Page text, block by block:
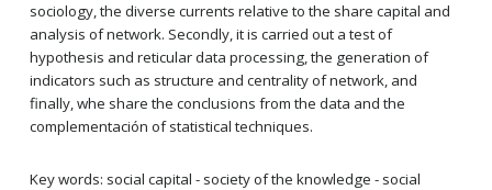
sociology, the diverse currents relative to the share capital and
analysis of network. Secondly, it is carried out a test of
hypothesis and reticular data processing, the generation of
indicators such as structure and centrality of network, and
finally, whe share the conclusions from the data and the
complementación of statistical techniques.
Key words: social capital - society of the knowledge - social